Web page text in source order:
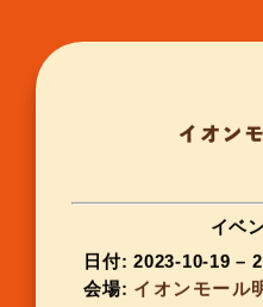
イオン
イベ
日付: 2023-10-19 –
会場: イオンモール